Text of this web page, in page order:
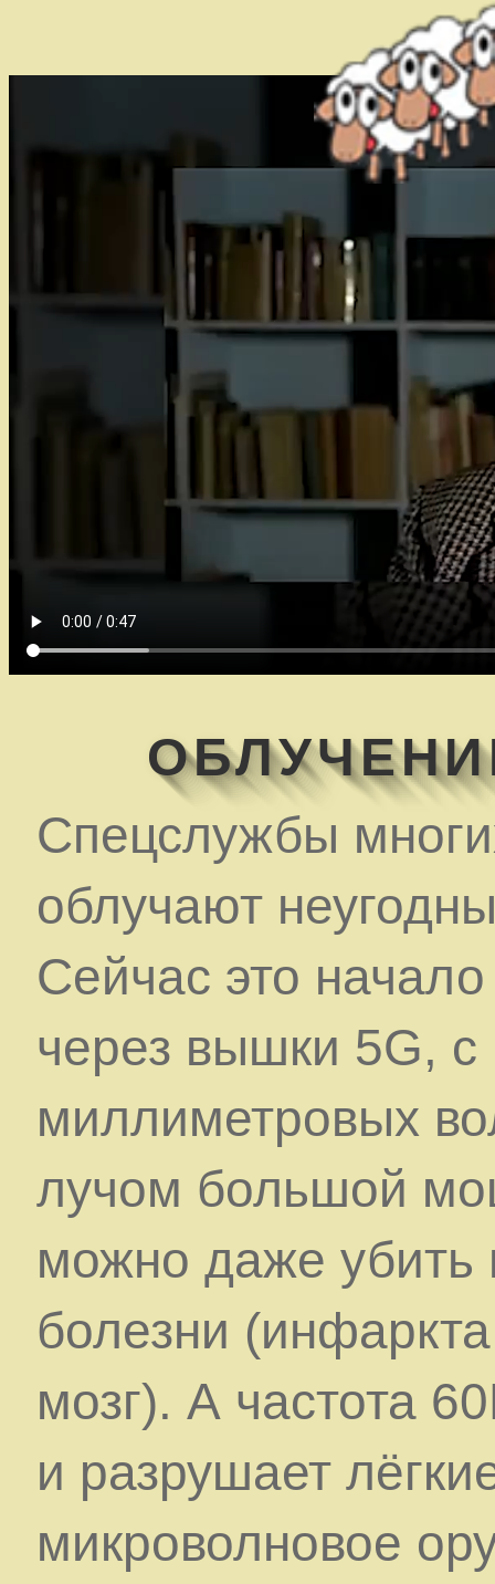
Спецслужбы
облучают
Сейчас это
через вышки 5G,
миллиметровых
лучом большой
можно даже убить
болезни
мозг). А частота
и разрушает
микроволновое